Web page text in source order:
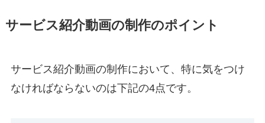
サービス紹介動画の制作のポイント
サービス紹介動画の制作において、特に気をつけ
なければならないのは下記の4点です。